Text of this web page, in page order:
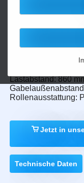
4-Wege
Das wendige
Tragfähigkeit: 2.500
Lastabstand: 860
Rollenausstattung:
Jetzt in
Technische Daten